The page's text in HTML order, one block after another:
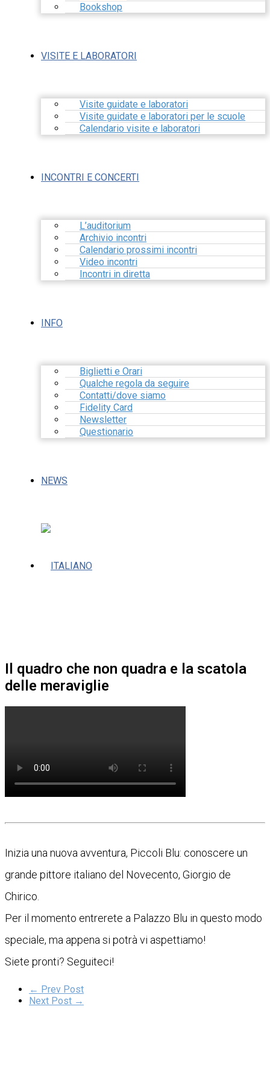
Bookshop
VISITE E LABORATORI
Visite guidate e laboratori
Visite guidate e laboratori per le scuole
Calendario visite e laboratori
INCONTRI E CONCERTI
L’auditorium
Archivio incontri
Calendario prossimi incontri
Video incontri
Incontri in diretta
INFO
Biglietti e Orari
Qualche regola da seguire
Contatti/dove siamo
Fidelity Card
Newsletter
Questionario
NEWS
Il quadro che non quadra e la scatola
delle meraviglie
Inizia una nuova avventura, Piccoli Blu: conoscere un
grande pittore italiano del Novecento, Giorgio de
Chirico.
Per il momento entrerete a Palazzo Blu in questo modo
speciale, ma appena si potrà vi aspettiamo!
Siete pronti? Seguiteci!
← Prev Post
Next Post →